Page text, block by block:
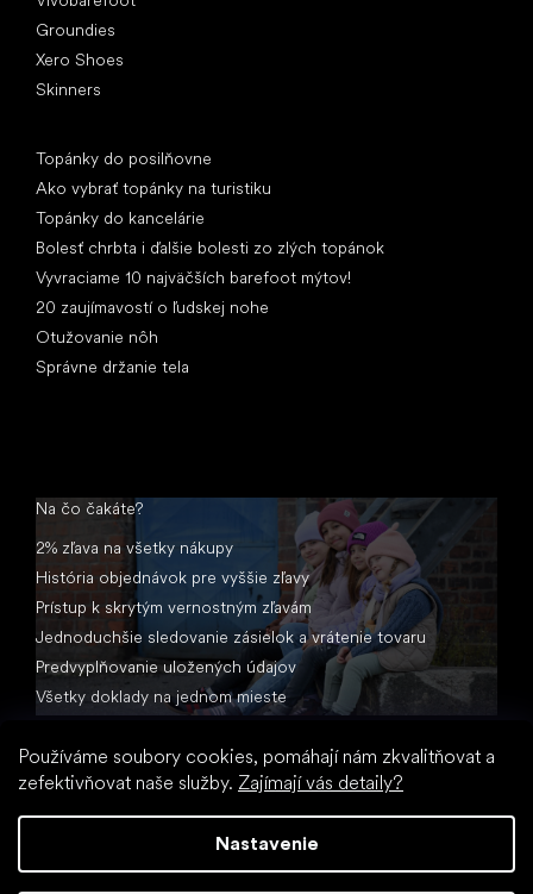
Používáme soubory cookies, pomáhají nám zkvalitňovat a
zefektivňovat naše služby. Zajímají vás detaily?
Nastavenie
Groundies
Xero Shoes
Skinners
Topánky do posilňovne
Ako vybrať topánky na turistiku
Topánky do kancelárie
Bolesť chrbta i ďalšie bolesti zo zlých topánok
Vyvraciame 10 najväčších barefoot mýtov!
20 zaujímavostí o ľudskej nohe
Otužovanie nôh
Správne držanie tela
Na čo čakáte?
2% zľava na všetky nákupy
História objednávok pre vyššie zľavy
Prístup k skrytým vernostným zľavám
Jednoduchšie sledovanie zásielok a vrátenie tovaru
Predvyplňovanie uložených údajov
Všetky doklady na jednom mieste
Vytvoril Shoptet